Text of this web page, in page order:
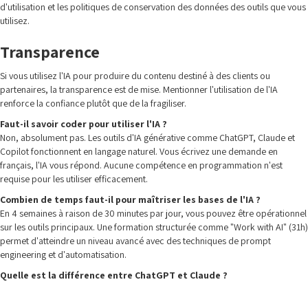
d'utilisation et les politiques de conservation des données des outils que vous
utilisez.
Transparence
Si vous utilisez l'IA pour produire du contenu destiné à des clients ou
partenaires, la transparence est de mise. Mentionner l'utilisation de l'IA
renforce la confiance plutôt que de la fragiliser.
Faut-il savoir coder pour utiliser l'IA ?
Non, absolument pas. Les outils d'IA générative comme ChatGPT, Claude et
Copilot fonctionnent en langage naturel. Vous écrivez une demande en
français, l'IA vous répond. Aucune compétence en programmation n'est
requise pour les utiliser efficacement.
Combien de temps faut-il pour maîtriser les bases de l'IA ?
En 4 semaines à raison de 30 minutes par jour, vous pouvez être opérationnel
sur les outils principaux. Une formation structurée comme "Work with AI" (31h)
permet d'atteindre un niveau avancé avec des techniques de prompt
engineering et d'automatisation.
Quelle est la différence entre ChatGPT et Claude ?